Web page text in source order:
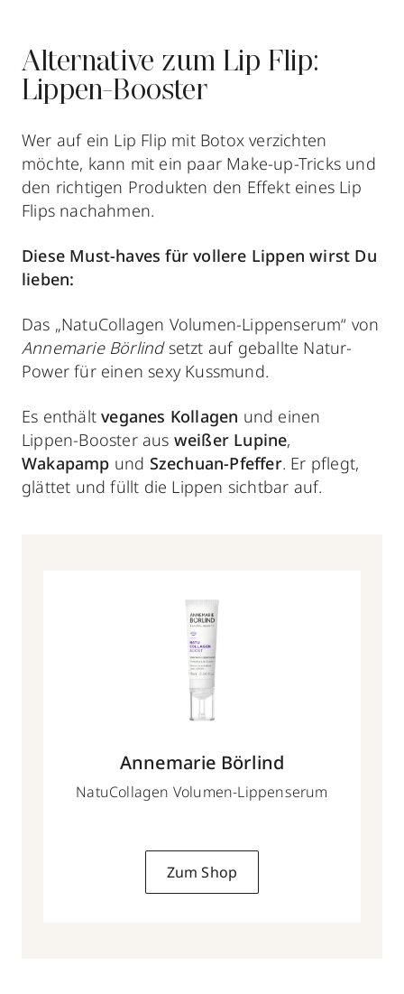
Alternative zum Lip Flip:
Lippen-Booster
Wer auf ein Lip Flip mit Botox verzichten
möchte, kann mit ein paar Make-up-Tricks und
den richtigen Produkten den Effekt eines Lip
Flips nachahmen.
Diese Must-haves für vollere Lippen wirst Du
lieben:
Das „NatuCollagen Volumen-Lippenserum“ von
Annemarie Börlindsetzt auf geballte Natur-
Power für einen sexy Kussmund.
Es enthältveganes Kollagen und einen
Lippen-Booster aus weißer Lupine,
Wakapamp und Szechuan-Pfeffer. Er pflegt,
glättet und füllt die Lippen sichtbar auf.
Annemarie Börlind
NatuCollagen Volumen-Lippenserum
Zum Shop